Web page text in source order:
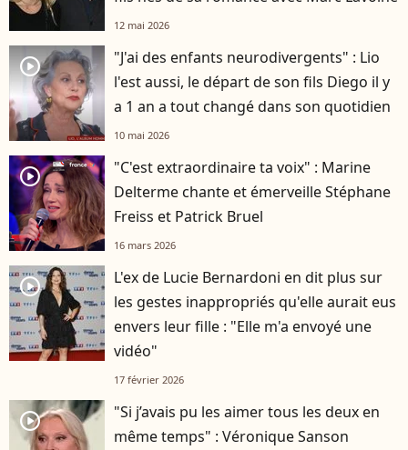
12 mai 2026
player2
"J'ai des enfants neurodivergents" : Lio
l'est aussi, le départ de son fils Diego il y
a 1 an a tout changé dans son quotidien
10 mai 2026
player2
"C'est extraordinaire ta voix" : Marine
Delterme chante et émerveille Stéphane
Freiss et Patrick Bruel
16 mars 2026
player2
L'ex de Lucie Bernardoni en dit plus sur
les gestes inappropriés qu'elle aurait eus
envers leur fille : "Elle m'a envoyé une
vidéo"
17 février 2026
player2
"Si j’avais pu les aimer tous les deux en
même temps" : Véronique Sanson